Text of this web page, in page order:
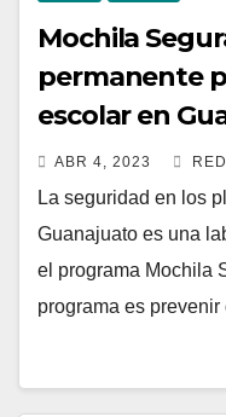
Mochila
permanente
escolar en
ABR 4, 2023
La seguridad en los
Guanajuato es una
el programa Mochila
programa es